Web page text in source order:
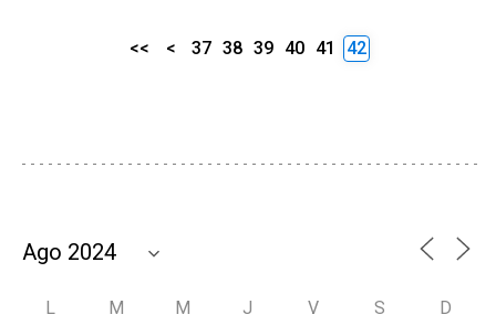
<< < 37 38 39 40 41 42
L M M J V S D